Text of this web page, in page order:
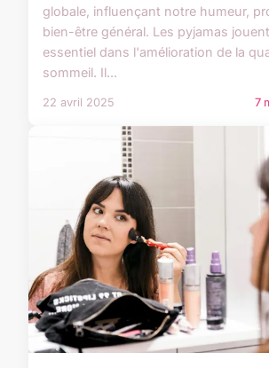
globale, influençant notre humeur,
bien-être général. Les pyjamas
essentiel dans l'amélioration de la
sommeil. Il...
22 avril 2025 7